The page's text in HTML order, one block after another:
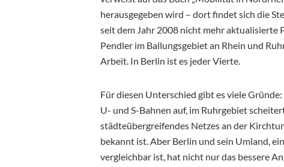
herausgegeben wird – dort findet sich die
seit dem Jahr 2008 nicht mehr aktualisierte
Pendler im Ballungsgebiet an Rhein und
Arbeit. In Berlin ist es jeder Vierte.
Für diesen Unterschied gibt es viele
U- und S-Bahnen auf, im Ruhrgebiet
städteübergreifendes Netzes an der
bekannt ist. Aber Berlin und sein Umland,
vergleichbar ist, hat nicht nur das bessere